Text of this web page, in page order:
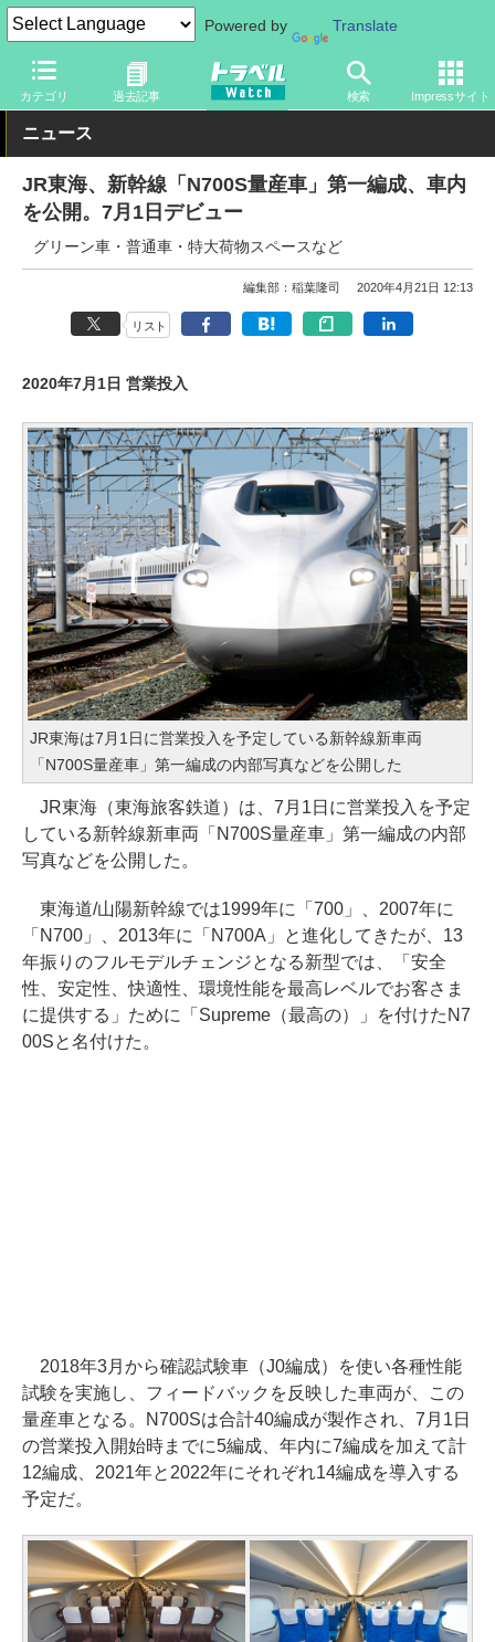
Powered by Translate
カテゴリ 過去記事 検索 Impressサイト
トラベル Watch 企業・政府・官庁 鉄道 JR
ニュース
JR東海、新幹線「N700S量産車」第一編成、車内
を公開。7月1日デビュー
グリーン車・普通車・特大荷物スペースなど
編集部：稲葉隆司 2020年4月21日 12:13
リスト
2020年7月1日 営業投入
JR東海は7月1日に営業投入を予定している新幹線新車両
「N700S量産車」第一編成の内部写真などを公開した
JR東海（東海旅客鉄道）は、7月1日に営業投入を予定
している新幹線新車両「N700S量産車」第一編成の内部
写真などを公開した。
東海道/山陽新幹線では1999年に「700」、2007年に
「N700」、2013年に「N700A」と進化してきたが、13
年振りのフルモデルチェンジとなる新型では、「安全
性、安定性、快適性、環境性能を最高レベルでお客さま
に提供する」ために「Supreme（最高の）」を付けたN7
00Sと名付けた。
2018年3月から確認試験車（J0編成）を使い各種性能
試験を実施し、フィードバックを反映した車両が、この
量産車となる。N700Sは合計40編成が製作され、7月1日
の営業投入開始時までに5編成、年内に7編成を加えて計
12編成、2021年と2022年にそれぞれ14編成を導入する
予定だ。